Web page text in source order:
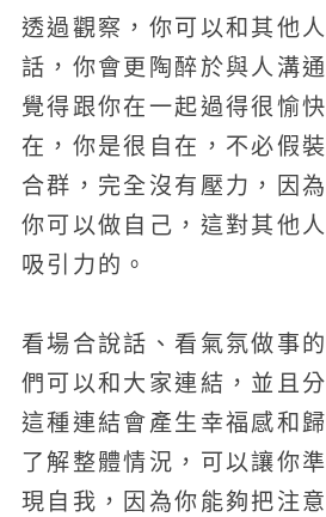
透過觀察，你可以和其他
話，你會更陶醉於與人溝
覺得跟你在一起過得很愉
在，你是很自在，不必假
合群，完全沒有壓力，因
你可以做自己，這對其他
吸引力的。
看場合說話、看氣氛做事
們可以和大家連結，並且
這種連結會產生幸福感和
了解整體情況，可以讓你
現自我，因為你能夠把注